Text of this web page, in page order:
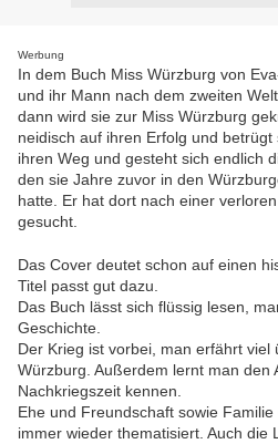
Werbung
In dem Buch Miss Würzburg von
und ihr Mann nach dem zweiten
dann wird sie zur Miss Würzburg
neidisch auf ihren Erfolg und
ihren Weg und gesteht sich endlich
den sie Jahre zuvor in den
hatte. Er hat dort nach einer
gesucht.
Das Cover deutet schon auf einen
Titel passt gut dazu.
Das Buch lässt sich flüssig lesen,
Geschichte.
Der Krieg ist vorbei, man erfährt
Würzburg. Außerdem lernt man den
Nachkriegszeit kennen.
Ehe und Freundschaft sowie
immer wieder thematisiert. Auch die